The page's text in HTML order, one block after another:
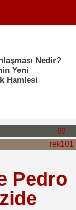
Nedir?
Yeni
Hamlesi
Pedro